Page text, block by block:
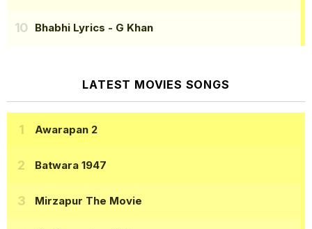
Bhabhi Lyrics - G Khan
LATEST MOVIES SONGS
Awarapan 2
Batwara 1947
Mirzapur The Movie